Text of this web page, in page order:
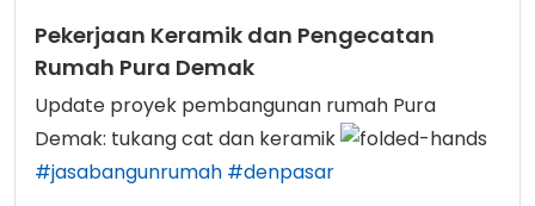
Pekerjaan Keramik dan Pengecatan
Rumah Pura Demak
Update proyek pembangunan rumah Pura
Demak: tukang cat dan keramik
#jasabangunrumah #denpasar